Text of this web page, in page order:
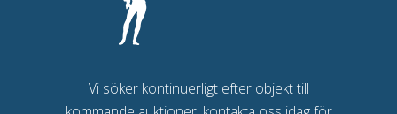
Vi söker kontinuerligt efter objekt till